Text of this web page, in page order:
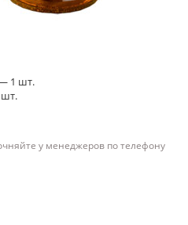
1 шт.
шт.
у менеджеров по телефону